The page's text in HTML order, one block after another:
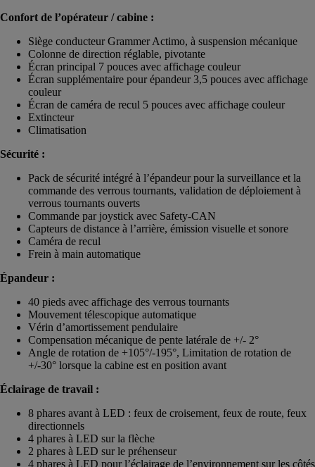
Confort de l’opérateur / cabine :
Siège conducteur Grammer Actimo, à suspension mécanique
Colonne de direction réglable, pivotante
Écran principal 7 pouces avec affichage couleur
Écran supplémentaire pour épandeur 3,5 pouces avec affichage
couleur
Écran de caméra de recul 5 pouces avec affichage couleur
Extincteur
Climatisation
Sécurité :
Pack de sécurité intégré à l’épandeur pour la surveillance et la
commande des verrous tournants, validation de déploiement à
verrous tournants ouverts
Commande par joystick avec Safety-CAN
Capteurs de distance à l’arrière, émission visuelle et sonore
Caméra de recul
Frein à main automatique
Épandeur :
40 pieds avec affichage des verrous tournants
Mouvement télescopique automatique
Vérin d’amortissement pendulaire
Compensation mécanique de pente latérale de +/- 2°
Angle de rotation de +105°/-195°, Limitation de rotation de
+/-30° lorsque la cabine est en position avant
Éclairage de travail :
8 phares avant à LED : feux de croisement, feux de route, feux
directionnels
4 phares à LED sur la flèche
2 phares à LED sur le préhenseur
4 phares à LED pour l’éclairage de l’environnement sur les côtés